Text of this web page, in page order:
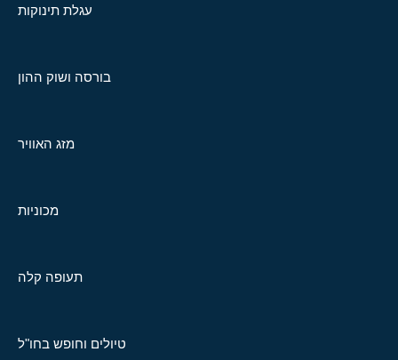
עגלת תינוקות
בורסה ושוק ההון
מזג האוויר
מכוניות
תעופה קלה
טיולים וחופש בחו"ל